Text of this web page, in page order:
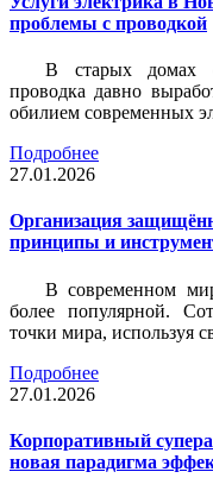
проблемы с проводкой
В старых домах
проводка давно
обилием современных
Подробнее
27.01.2026
Организация
принципы и
В современном
более популярной.
точки мира, используя
Подробнее
27.01.2026
Корпоративный
новая парадигма